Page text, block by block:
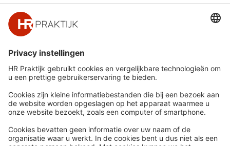
partijen high worden.’
Snel naar
Nieuws
Whitepapers
Webinars
Word lid
Meer
HR Academy
HR Podcast
CHRO
HR Day